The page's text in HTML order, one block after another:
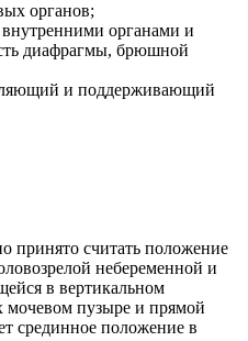
органов;
органами и
диафрагмы, брюшной
и поддерживающий
принято считать положение
небеременной и
в вертикальном
пузыре и прямой
срединное положение в